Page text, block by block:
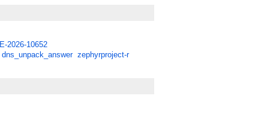
2026-10652
zephyrproject-r